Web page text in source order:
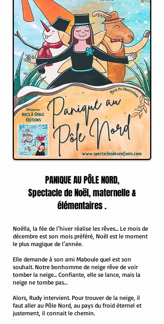
PANIQUE AU PÔLE NORD,
Spectacle de Noël, maternelle &
élémentaires .
Noëlla, la fée de l’hiver réalise les rêves... Le mois de
décembre est son mois préféré, Noël est le moment
le plus magique de l’année.
Elle demande à son ami Maboule quel est son
souhait. Notre bonhomme de neige rêve de voir
tomber la neige... Confiante, elle se lance, mais la
neige ne tombe pas…
Alors, Rudy intervient. Pour trouver de la neige, il
faut aller au Pôle Nord, au pays du froid éternel et
justement, il connait le chemin.